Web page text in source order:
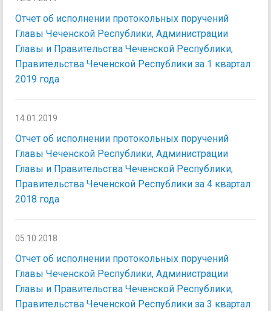
Отчет об исполнении протокольных поручений
Главы Чеченской Республики, Администрации
Главы и Правительства Чеченской Республики,
Правительства Чеченской Республики за 1 квартал
2019 года
14.01.2019
Отчет об исполнении протокольных поручений
Главы Чеченской Республики, Администрации
Главы и Правительства Чеченской Республики,
Правительства Чеченской Республики за 4 квартал
2018 года
05.10.2018
Отчет об исполнении протокольных поручений
Главы Чеченской Республики, Администрации
Главы и Правительства Чеченской Республики,
Правительства Чеченской Республики за 3 квартал